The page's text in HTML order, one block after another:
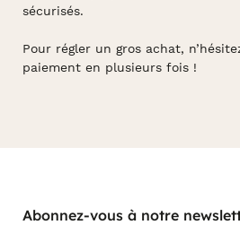
sécurisés.
Pour régler un gros achat,
paiement en plusieurs fois !
Abonnez-vous à notre